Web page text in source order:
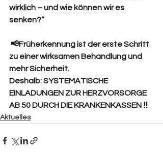
wirklich – und wie können wir es
senken?“
📢Früherkennung ist der erste Schritt
zu einer wirksamen Behandlung und
mehr Sicherheit.
Deshalb: SYSTEMATISCHE
EINLADUNGEN ZUR HERZVORSORGE
AB 50 DURCH DIE KRANKENKASSEN ‼️
Aktuelles